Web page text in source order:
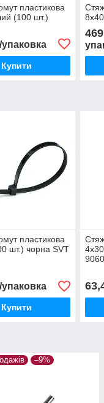
пластикова
(100 шт.)
Купити
пластикова
шт.) чорна SVT
Купити
–9%